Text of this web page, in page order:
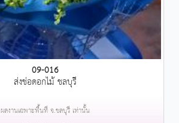
09-016
ส่งช่อดอกไม้ ชลบุรี
ผลงานเฉพาะพื้นที่ จ.ชลบุรี เท่านั้น